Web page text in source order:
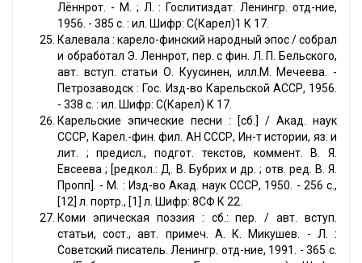
Лённрот. - М. ; Л. : Гослитиздат. Ленингр. отд-ние,
1956. - 385 с. : ил. Шифр: С(Карел)1 К 17.
Калевала : карело-финский народный эпос / собрал
и обработал Э. Леннрот, пер. с фин. Л. П. Бельского,
авт. вступ. статьи О. Куусинен, илл.М. Мечеева. -
Петрозаводск : Гос. Изд-во Карельской АССР, 1956.
- 338 с. : ил. Шифр: С(Карел) К 17.
Карельские эпические песни : [сб.] / Акад. наук
СССР, Карел.-фин. фил. АН СССР, Ин-т истории, яз. и
лит. ; предисл., подгот. текстов, коммент. В. Я.
Евсеева ; [редкол.: Д. В. Бубрих и др. ; отв. ред. В. Я.
Пропп]. - М. : Изд-во Акад. наук СССР, 1950. - 256 с.,
[12] л. портр., [1] л. Шифр: 8СФ К 22.
Коми эпическая поэзия : сб.: пер. / авт. вступ.
статьи, сост., авт. примеч. А. К. Микушев. - Л. :
Советский писатель. Ленингр. отд-ние, 1991. - 365 с.